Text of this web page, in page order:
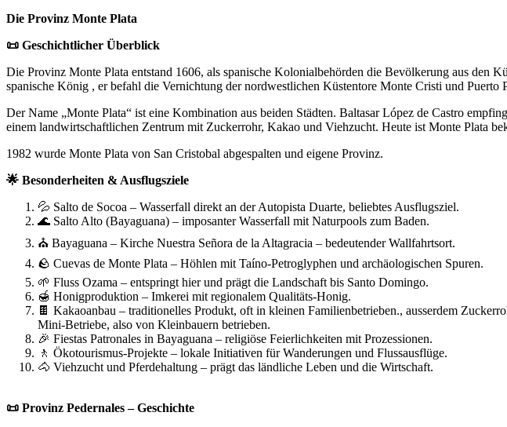
Die Provinz Monte Plata
📜 Geschichtlicher Überblick
Die Provinz Monte Plata entstand 1606, als spanische Kolonialbehörden die Bevölkerung aus den
spanische König , er befahl die Vernichtung der nordwestlichen Küstentore Monte Cristi und
Der Name „Monte Plata“ ist eine Kombination aus beiden Städten. Baltasar López de Castro
einem landwirtschaftlichen Zentrum mit Zuckerrohr, Kakao und Viehzucht. Heute ist Monte Plata
1982 wurde Monte Plata von San Cristobal abgespalten und eigene Provinz.
🌟 Besonderheiten & Ausflugsziele
💦 Salto de Socoa – Wasserfall direkt an der Autopista Duarte, beliebtes Ausflugsziel.
🌊 Salto Alto (Bayaguana) – imposanter Wasserfall mit Naturpools zum Baden.
⛪ Bayaguana – Kirche Nuestra Señora de la Altagracia – bedeutender Wallfahrtsort.
🪨 Cuevas de Monte Plata – Höhlen mit Taíno-Petroglyphen und archäologischen Spuren.
🌱 Fluss Ozama – entspringt hier und prägt die Landschaft bis Santo Domingo.
🍯 Honigproduktion – Imkerei mit regionalem Qualitäts-Honig.
🍫 Kakaoanbau – traditionelles Produkt, oft in kleinen Familienbetrieben., ausserdem
Mini-Betriebe, also von Kleinbauern betrieben.
🎉 Fiestas Patronales in Bayaguana – religiöse Feierlichkeiten mit Prozessionen.
🚶 Ökotourismus-Projekte – lokale Initiativen für Wanderungen und Flussausflüge.
🐴 Viehzucht und Pferdehaltung – prägt das ländliche Leben und die Wirtschaft.
📜 Provinz Pedernales – Geschichte